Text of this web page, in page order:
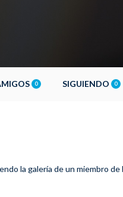
0 SIGUIENDO 0
la galería de un miembro